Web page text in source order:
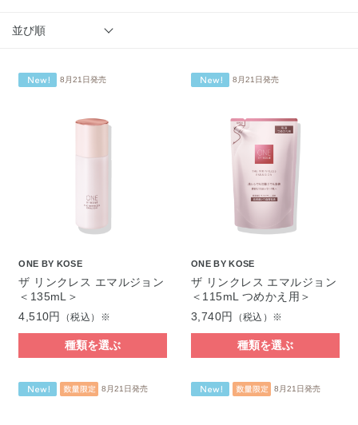
並び順
8月21日発売
ONE BY KOSE
ザ リンクレス エマルジョン
＜135mL＞
4,510円
（税込）※
種類を選ぶ
8月21日発売
ONE BY KOSE
ザ リンクレス エマルジョン
＜115mL つめかえ用＞
3,740円
（税込）※
種類を選ぶ
8月21日発売 8月21日発売